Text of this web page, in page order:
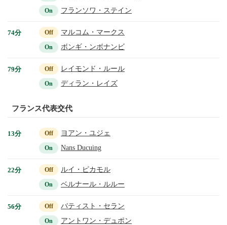
On フランソワ・ステイン
74分 Off マルコム・マークス
On ボンギ・ンボナンビ
79分 Off レイモンド・ルール
On ディラン・レイズ
フランス代表交代
13分 Off ヨアン・ユジェ
On Nans Ducuing
22分 Off ルイ・ピカモル
On ベルナール・ルルー
56分 Off バティスト・セラン
On アントワン・デュポン